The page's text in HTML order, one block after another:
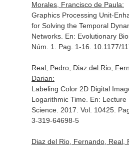
Morales, Francisco de Paula:
Graphics Processing Unit-
for Solving the Temporal
Networks. En: Evolutionary
Núm. 1. Pag. 1-16. 10.1177/
Real, Pedro, Diaz del Rio,
Darian:
Labeling Color 2D Digital
Logarithmic Time. En: Lecture
Science. 2017. Vol. 10425.
3-319-64698-5
Diaz del Rio, Fernando, Real,